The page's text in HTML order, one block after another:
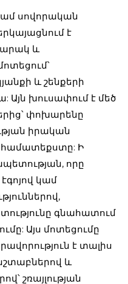
սովորական
է
և
և շենքերի
Այն խուսափում է մեծ
փոխարենը
իրական
համատեքստը: Ի
որը
կամ
գնահատում
Այս մոտեցումը
է տալիս
և
շռայլության